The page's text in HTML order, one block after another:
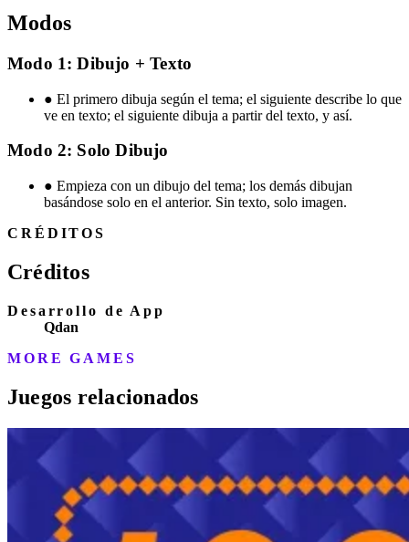
Modos
Modo 1: Dibujo + Texto
● El primero dibuja según el tema; el siguiente describe lo que
ve en texto; el siguiente dibuja a partir del texto, y así.
Modo 2: Solo Dibujo
● Empieza con un dibujo del tema; los demás dibujan
basándose solo en el anterior. Sin texto, solo imagen.
CRÉDITOS
Créditos
Desarrollo de App
Qdan
MORE GAMES
Juegos relacionados